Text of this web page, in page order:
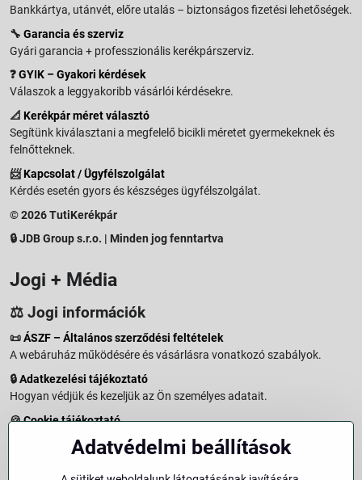
Bankkártya, utánvét, előre utalás – biztonságos fizetési lehetőségek.
🔧 Garancia és szerviz
Gyári garancia + professzionális kerékpárszerviz.
❓GYIK – Gyakori kérdések
Válaszok a leggyakoribb vásárlói kérdésekre.
📐 Kerékpár méret választó
Segítünk kiválasztani a megfelelő bicikli méretet gyermekeknek és
felnőtteknek.
📨Kapcsolat / Ügyfélszolgálat
Kérdés esetén gyors és készséges ügyfélszolgálat.
© 2026 TutiKerékpár
🔒 JDB Group s.r.o. | Minden jog fenntartva
Jogi + Média
⚖️ Jogi információk
📜ÁSZF – Általános szerződési feltételek
A webáruház működésére és vásárlásra vonatkozó szabályok.
🔒Adatkezelési tájékoztató
Hogyan védjük és kezeljük az Ön személyes adatait.
🍪Cookie tájékoztató
A weboldalon használt sütikről és adatkezelésről.
Adatvédelmi beállítások